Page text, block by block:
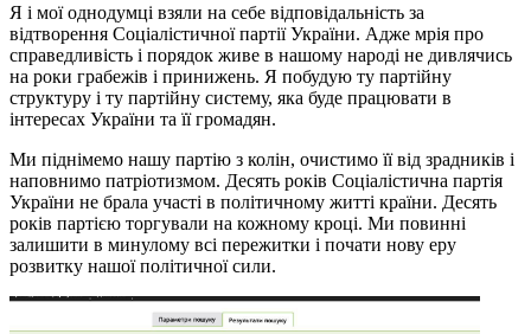
Я і мої однодумці взяли на себе відповідальність за
відтворення Соціалістичної партії України. Адже мрія про
справедливість і порядок живе в нашому народі не дивлячись
на роки грабежів і принижень. Я побудую ту партійну
структуру і ту партійну систему, яка буде працювати в
інтересах України та її громадян.
Ми піднімемо нашу партію з колін, очистимо її від зрадників і
наповнимо патріотизмом. Десять років Соціалістична партія
України не брала участі в політичному житті країни. Десять
років партією торгували на кожному кроці. Ми повинні
залишити в минулому всі пережитки і почати нову еру
розвитку нашої політичної сили.